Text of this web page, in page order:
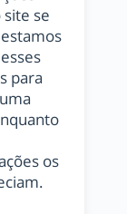
se
​​para
os